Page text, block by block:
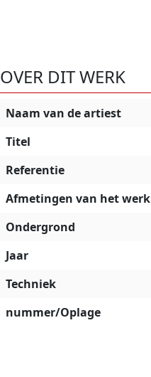
OVER DIT WERK
Naam van de artiest
Titel
Referentie
Afmetingen van het werk
Ondergrond
Jaar
Techniek
nummer/Oplage